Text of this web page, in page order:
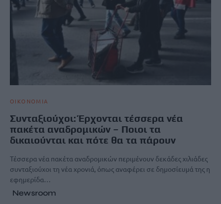
ΟΙΚΟΝΟΜΙΑ
Συνταξιούχοι: Έρχονται τέσσερα νέα
πακέτα αναδρομικών – Ποιοι τα
δικαιούνται και πότε θα τα πάρουν
Τέσσερα νέα πακέτα αναδρομικών περιμένουν δεκάδες χιλιάδες
συνταξιούχοι τη νέα χρονιά, όπως αναφέρει σε δημοσίευμά της η
εφημερίδα…
Newsroom